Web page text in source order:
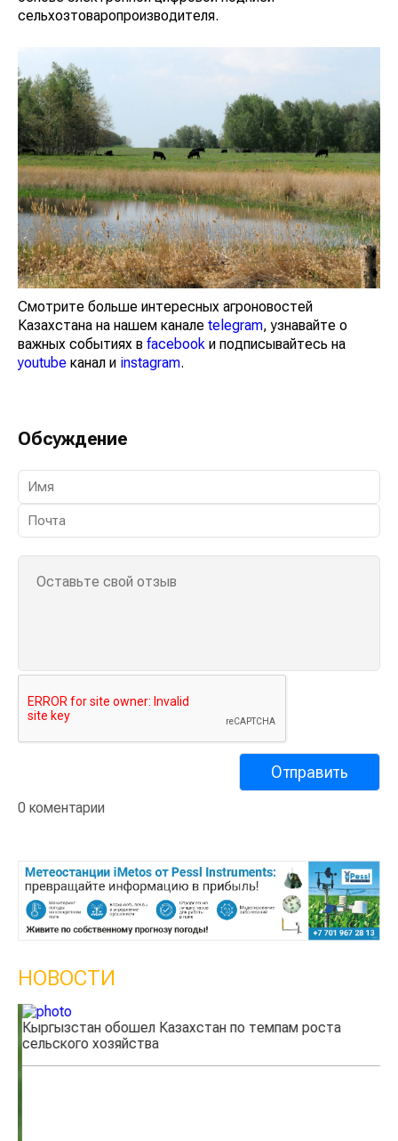
сельхозтоваропроизводителя.
Смотрите больше интересных агроновостей
Казахстана на нашем канале telegram, узнавайте о
важных событиях в facebook и подписывайтесь на
youtube канал и instagram.
Обсуждение
0 коментарии
НОВОСТИ
Кыргызстан обошел Казахстан по темпам роста
сельского хозяйства